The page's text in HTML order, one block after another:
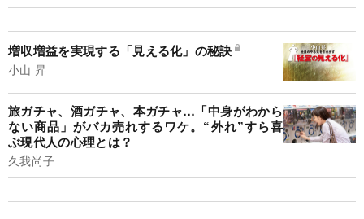
増収増益を実現する「見える化」の秘訣
小山 昇
旅ガチャ、酒ガチャ、本ガチャ…「中身がわから
ない商品」がバカ売れするワケ。“外れ”すら喜
ぶ現代人の心理とは？
久我尚子